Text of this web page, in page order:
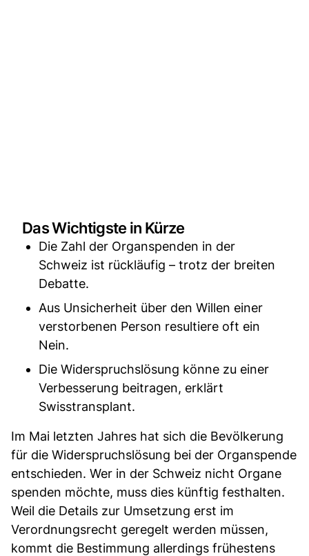
Das Wichtigste in Kürze
Die Zahl der Organspenden in der
Schweiz ist rückläufig – trotz der breiten
Debatte.
Aus Unsicherheit über den Willen einer
verstorbenen Person resultiere oft ein
Nein.
Die Widerspruchslösung könne zu einer
Verbesserung beitragen, erklärt
Swisstransplant.
Im Mai letzten Jahres hat sich die Bevölkerung
für die Widerspruchslösung bei der Organspende
entschieden. Wer in der Schweiz nicht Organe
spenden möchte, muss dies künftig festhalten.
Weil die Details zur Umsetzung erst im
Verordnungsrecht geregelt werden müssen,
kommt die Bestimmung allerdings frühestens